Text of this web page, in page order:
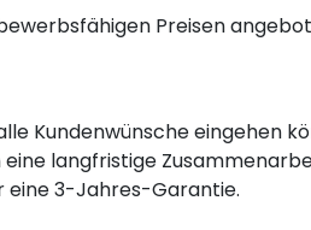
Preisen
Kundenwünsche eingehen
langfristige
eine 3-Jahres-Garantie.